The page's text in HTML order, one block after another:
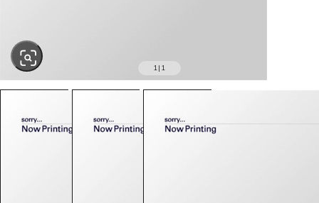
SOLD OUT
1 | 1